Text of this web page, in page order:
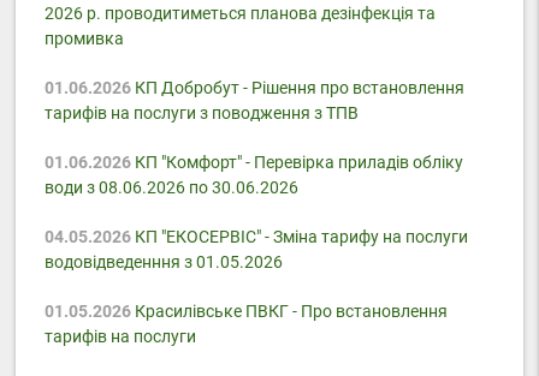
2026 р. проводитиметься планова дезінфекція та
промивка
01.06.2026КП Добробут - Pішення про встановлення
тарифів на послуги з поводження з ТПВ
01.06.2026КП "Комфорт" - Перевірка приладів обліку
води з 08.06.2026 по 30.06.2026
04.05.2026КП "ЕКОСЕРВІС" - Зміна тарифу на послуги
водовідведенння з 01.05.2026
01.05.2026Красилівське ПВКГ - Про встановлення
тарифів на послуги